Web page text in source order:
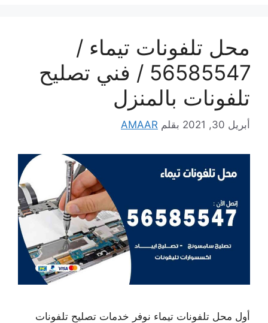
محل تلفونات تيماء /
56585547 / فني تصليح
تلفونات بالمنزل
أبريل 30, 2021 بقلم AMAAR
أول محل تلفونات تيماء نوفر خدمات تصليح تلفونات